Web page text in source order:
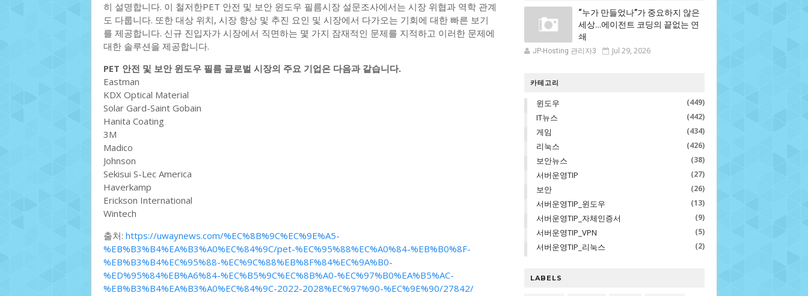
히 설명합니다. 이 철저한PET 안전 및 보안 윈도우 필름시장 설문조사에서는 시장 위협과 역학 관계
도 다룹니다. 또한 대상 위치, 시장 향상 및 추진 요인 및 시장에서 다가오는 기회에 대한 빠른 보기
를 제공합니다. 신규 진입자가 시장에서 직면하는 몇 가지 잠재적인 문제를 지적하고 이러한 문제에
대한 솔루션을 제공합니다.
PET 안전 및 보안 윈도우 필름 글로벌 시장의 주요 기업은 다음과 같습니다.
Eastman
KDX Optical Material
Solar Gard-Saint Gobain
Hanita Coating
3M
Madico
Johnson
Sekisui S-Lec America
Haverkamp
Erickson International
Wintech
출처: https://uwaynews.com/%EC%8B%9C%EC%9E%A5-
%EB%B3%B4%EA%B3%A0%EC%84%9C/pet-%EC%95%88%EC%A0%84-%EB%B0%8F-
%EB%B3%B4%EC%95%88-%EC%9C%88%EB%8F%84%EC%9A%B0-
%ED%95%84%EB%A6%84-%EC%B5%9C%EC%8B%A0-%EC%97%B0%EA%B5%AC-
%EB%B3%B4%EA%B3%A0%EC%84%9C-2022-2028%EC%97%90-%EC%9E%90/27842/
“누가 만들었나”가 중요하지 않은
세상…에이전트 코딩의 끝없는 연
쇄
JP-Hosting 관리자3 Jul 29, 2026
카테고리
윈도우 (449)
IT뉴스 (442)
게임 (434)
리눅스 (426)
보안뉴스 (38)
서버운영TIP (27)
보안 (26)
서버운영TIP_윈도우 (13)
서버운영TIP_자체인증서 (9)
서버운영TIP_VPN (5)
서버운영TIP_리눅스 (2)
LABELS